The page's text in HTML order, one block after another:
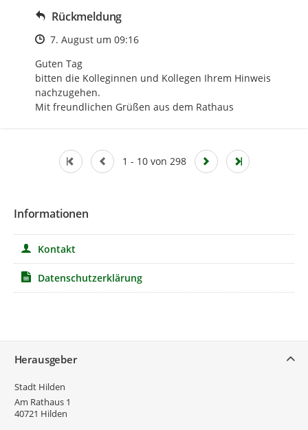
Rückmeldung
Zeitpunkt des Erstellens
7. August um 09:16
Guten Tag
bitten die Kolleginnen und Kollegen Ihrem Hinweis
nachzugehen.
Mit freundlichen Grüßen aus dem Rathaus
1 - 10 von 298
Informationen
Kontakt
Datenschutzerklärung
Herausgeber
Stadt Hilden
Am Rathaus 1
40721 Hilden